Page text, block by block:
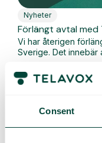
Consent
Nyheter
Förlängt avtal med
Vi har återigen
Sverige. Det innebär
Läs mer